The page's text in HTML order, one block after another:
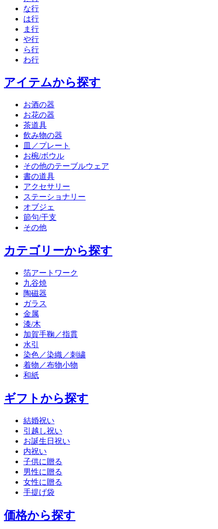
な行
は行
ま行
や行
ら行
わ行
アイテムから探す
お酒の器
お花の器
茶道具
飲み物の器
皿／プレート
お椀/ボウル
その他のテーブルウェア
書の道具
アクセサリー
ステーショナリー
オブジェ
節句/干支
その他
カテゴリーから探す
箔アートワーク
九谷焼
陶磁器
ガラス
金属
漆/木
加賀手鞠／指貫
水引
染色／染織／刺繍
着物／布物小物
和紙
ギフトから探す
結婚祝い
引越し祝い
お誕生日祝い
内祝い
子供に贈る
男性に贈る
女性に贈る
手提げ袋
価格から探す